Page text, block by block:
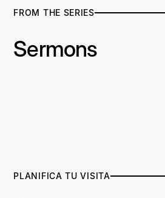
FROM THE SERIES
Sermons
PLANIFICA TU VISITA